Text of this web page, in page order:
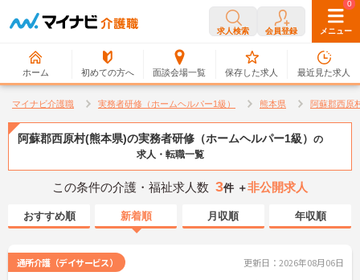
求人検索 会員登録 メニュー
ホーム 初めての方へ 面談会場一覧
0
保存した求人
0
最近見た求人
マイナビ介護職 実務者研修（ホームヘルパー1級） 熊本県 阿蘇郡西原
阿蘇郡西原村(熊本県)の実務者研修（ホームヘルパー1級） の
求人・転職一覧
この条件の介護・福祉求人数 3件 ＋非公開求人
おすすめ順 新着順 月収順 年収順
通所介護（デイサービス） 更新日：2026年08月06日